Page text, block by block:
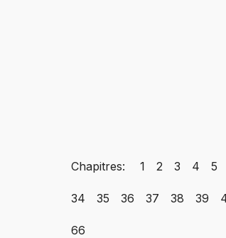
Chapitres: 1 2 3 4 5
34 35 36 37 38 39
66